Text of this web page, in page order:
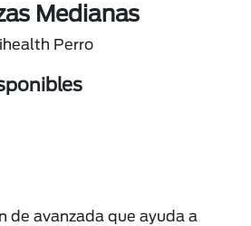
Medianas
Perro
de avanzada que ayuda a